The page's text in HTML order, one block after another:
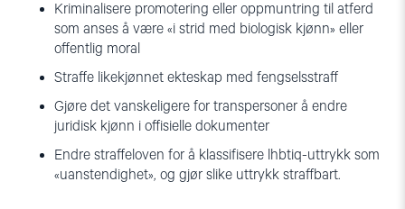
Kriminalisere promotering eller oppmuntring til atferd
som anses å være «i strid med biologisk kjønn» eller
offentlig moral
Straffe likekjønnet ekteskap med fengselsstraff
Gjøre det vanskeligere for transpersoner å endre
juridisk kjønn i offisielle dokumenter
Endre straffeloven for å klassifisere lhbtiq-uttrykk som
«uanstendighet», og gjør slike uttrykk straffbart.